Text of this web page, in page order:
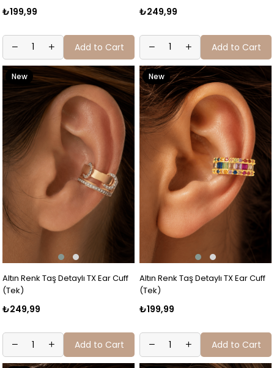
₺199,99
Add to Cart
₺249,99
Add to Cart
Altın Renk Taş Detaylı TX Ear Cuff
(Tek)
₺249,99
New
Item
Add to Cart
Altın Renk Taş Detaylı TX Ear Cuff
(Tek)
₺199,99
New
Item
Add to Cart